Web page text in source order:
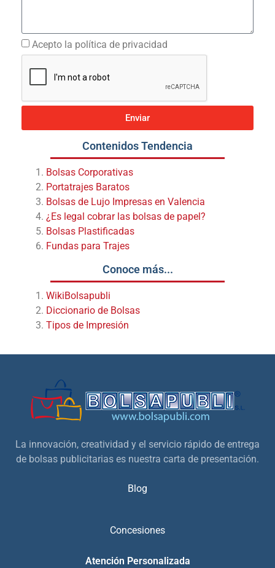
Acepto la política de privacidad
Enviar
Contenidos Tendencia
Bolsas Corporativas
Portatrajes Baratos
Bolsas de Lujo Impresas en Valencia
¿Es legal cobrar las bolsas de papel?
Bolsas Plastificadas
Fundas para Trajes
Conoce más...
WikiBolsapubli
Diccionario de Bolsas
Tipos de Impresión
La innovación, creatividad y el servicio rápido de entrega
de bolsas publicitarias es nuestra carta de presentación.
Blog
Concesiones
Atención Personalizada